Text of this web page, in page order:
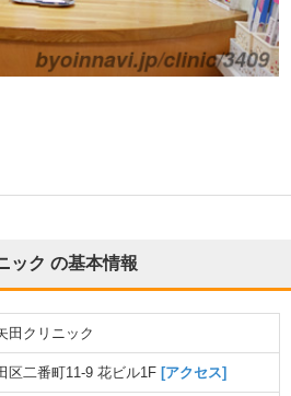
ック の基本情報
田クリニック
区二番町11-9 花ビル1F [アクセス]